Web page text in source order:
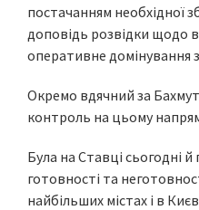
постачанням необхідної
доповідь розвідки щодо
оперативне домінування
Окремо вдячний за
контроль на цьому
Була на Ставці сьогодні
готовності та
найбільших містах і в